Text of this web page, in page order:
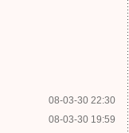
08-03-30 22:30
08-03-30 19:59